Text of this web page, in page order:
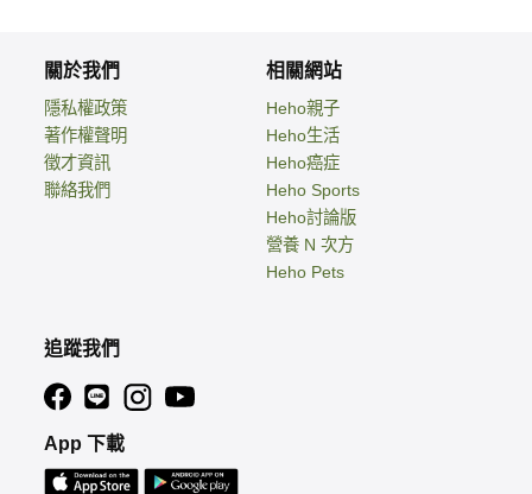
關於我們
隱私權政策
著作權聲明
徵才資訊
聯絡我們
相關網站
Heho親子
Heho生活
Heho癌症
Heho Sports
Heho討論版
營養 N 次方
Heho Pets
追蹤我們
App 下載